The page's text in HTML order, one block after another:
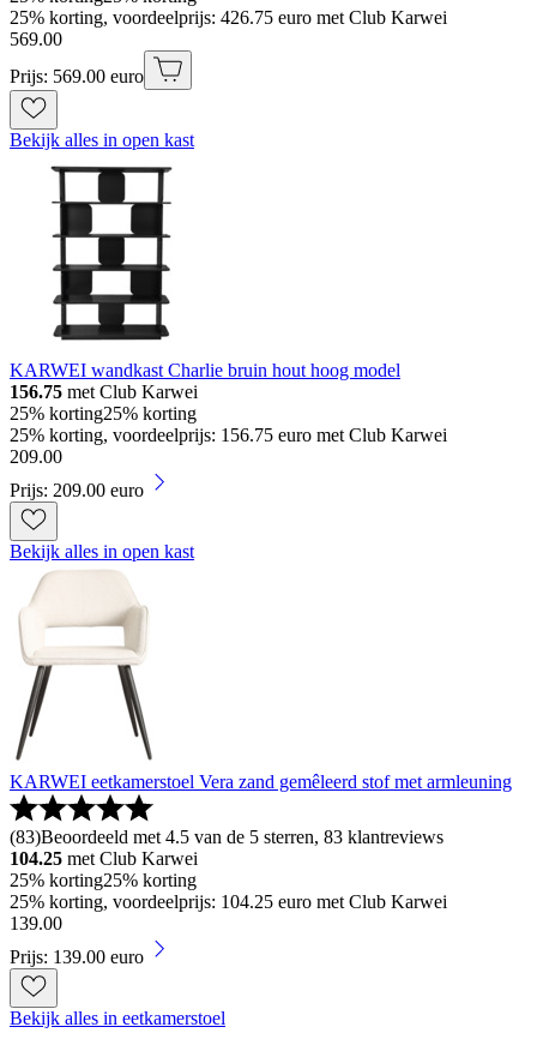
25% korting, voordeelprijs: 426.75 euro met Club Karwei
569.00
Prijs: 569.00 euro
Bekijk alles in open kast
KARWEI wandkast Charlie bruin hout hoog model
156.75 met Club Karwei
25% korting25% korting
25% korting, voordeelprijs: 156.75 euro met Club Karwei
209.00
Prijs: 209.00 euro
Bekijk alles in open kast
KARWEI eetkamerstoel Vera zand gemêleerd stof met armleuning
(83)Beoordeeld met 4.5 van de 5 sterren, 83 klantreviews
104.25 met Club Karwei
25% korting25% korting
25% korting, voordeelprijs: 104.25 euro met Club Karwei
139.00
Prijs: 139.00 euro
Bekijk alles in eetkamerstoel